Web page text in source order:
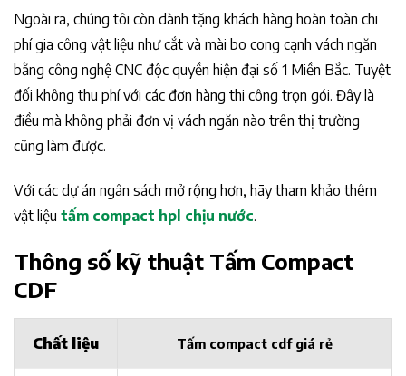
Ngoài ra, chúng tôi còn dành tặng khách hàng hoàn toàn chi
phí gia công vật liệu như cắt và mài bo cong cạnh vách ngăn
bằng công nghệ CNC độc quyền hiện đại số 1 Miền Bắc. Tuyệt
đối không thu phí với các đơn hàng thi công trọn gói. Đây là
điều mà không phải đơn vị vách ngăn nào trên thị trường
cũng làm được.
Với các dự án ngân sách mở rộng hơn, hãy tham khảo thêm
vật liệu tấm compact hpl chịu nước.
Thông số kỹ thuật Tấm Compact
CDF
Chất liệu Tấm compact cdf giá rẻ